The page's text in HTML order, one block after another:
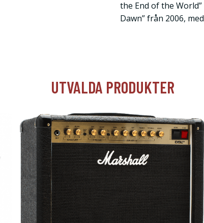
the End of the
Dawn” från 2006,
UTVALDA PRODUKTER